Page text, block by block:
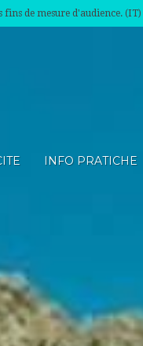
fins de mesure d'audience. (IT)
INFO PRATICHE